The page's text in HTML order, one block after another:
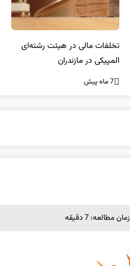
تخلفات مالی در هیئت رشته‌ای
المپیکی در مازندران
7 ماه پیش
زمان مطالعه: 7 دقیقه